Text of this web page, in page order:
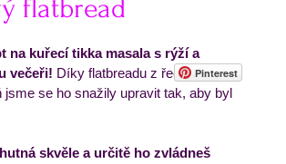
Příkladové jídelníčky na hubnutí
flatbread
na kuřecí tikka masala s rýží a
večeři! Díky flatbreadu z řeckého
jsme se ho snažily upravit tak, aby byl
skvěle a určitě ho zvládneš
Pinterest